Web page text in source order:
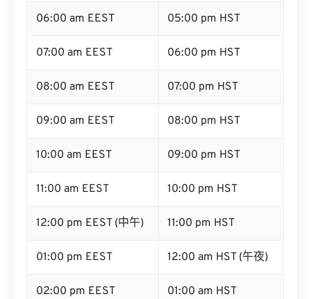
06:00 am EEST 05:00 pm HST
07:00 am EEST 06:00 pm HST
08:00 am EEST 07:00 pm HST
09:00 am EEST 08:00 pm HST
10:00 am EEST 09:00 pm HST
11:00 am EEST 10:00 pm HST
12:00 pm EEST (中午) 11:00 pm HST
01:00 pm EEST 12:00 am HST (午夜)
02:00 pm EEST 01:00 am HST